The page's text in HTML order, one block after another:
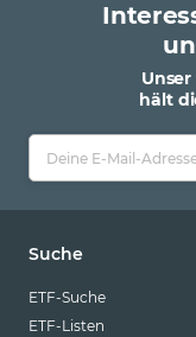
hält
Suche
ETF-Suche
ETF-Listen